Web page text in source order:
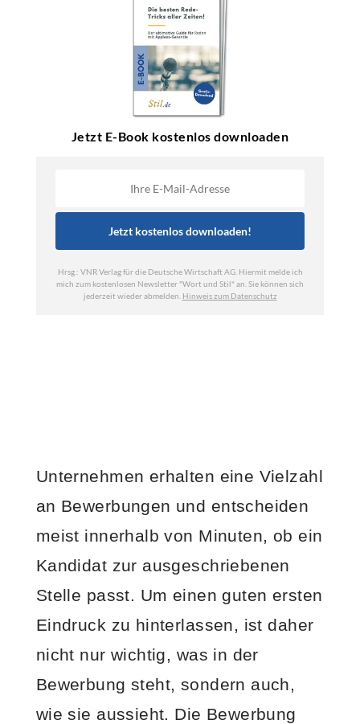
Unternehmen erhalten eine Vielzahl
an Bewerbungen und entscheiden
meist innerhalb von Minuten, ob ein
Kandidat zur ausgeschriebenen
Stelle passt. Um einen guten ersten
Eindruck zu hinterlassen, ist daher
nicht nur wichtig, was in der
Bewerbung steht, sondern auch,
wie sie aussieht. Die Bewerbung